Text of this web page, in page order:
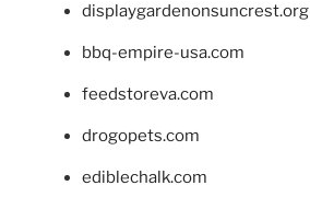
displaygardenonsuncrest.org
bbq-empire-usa.com
feedstoreva.com
drogopets.com
ediblechalk.com